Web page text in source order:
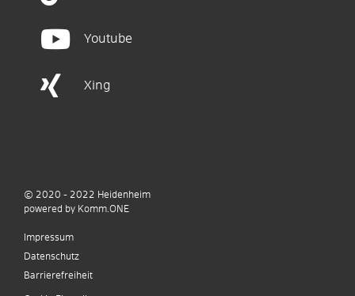
Youtube
Xing
© 2020 - 2022 Heidenheim
powered by Komm.ONE
Impressum
Datenschutz
Barrierefreiheit